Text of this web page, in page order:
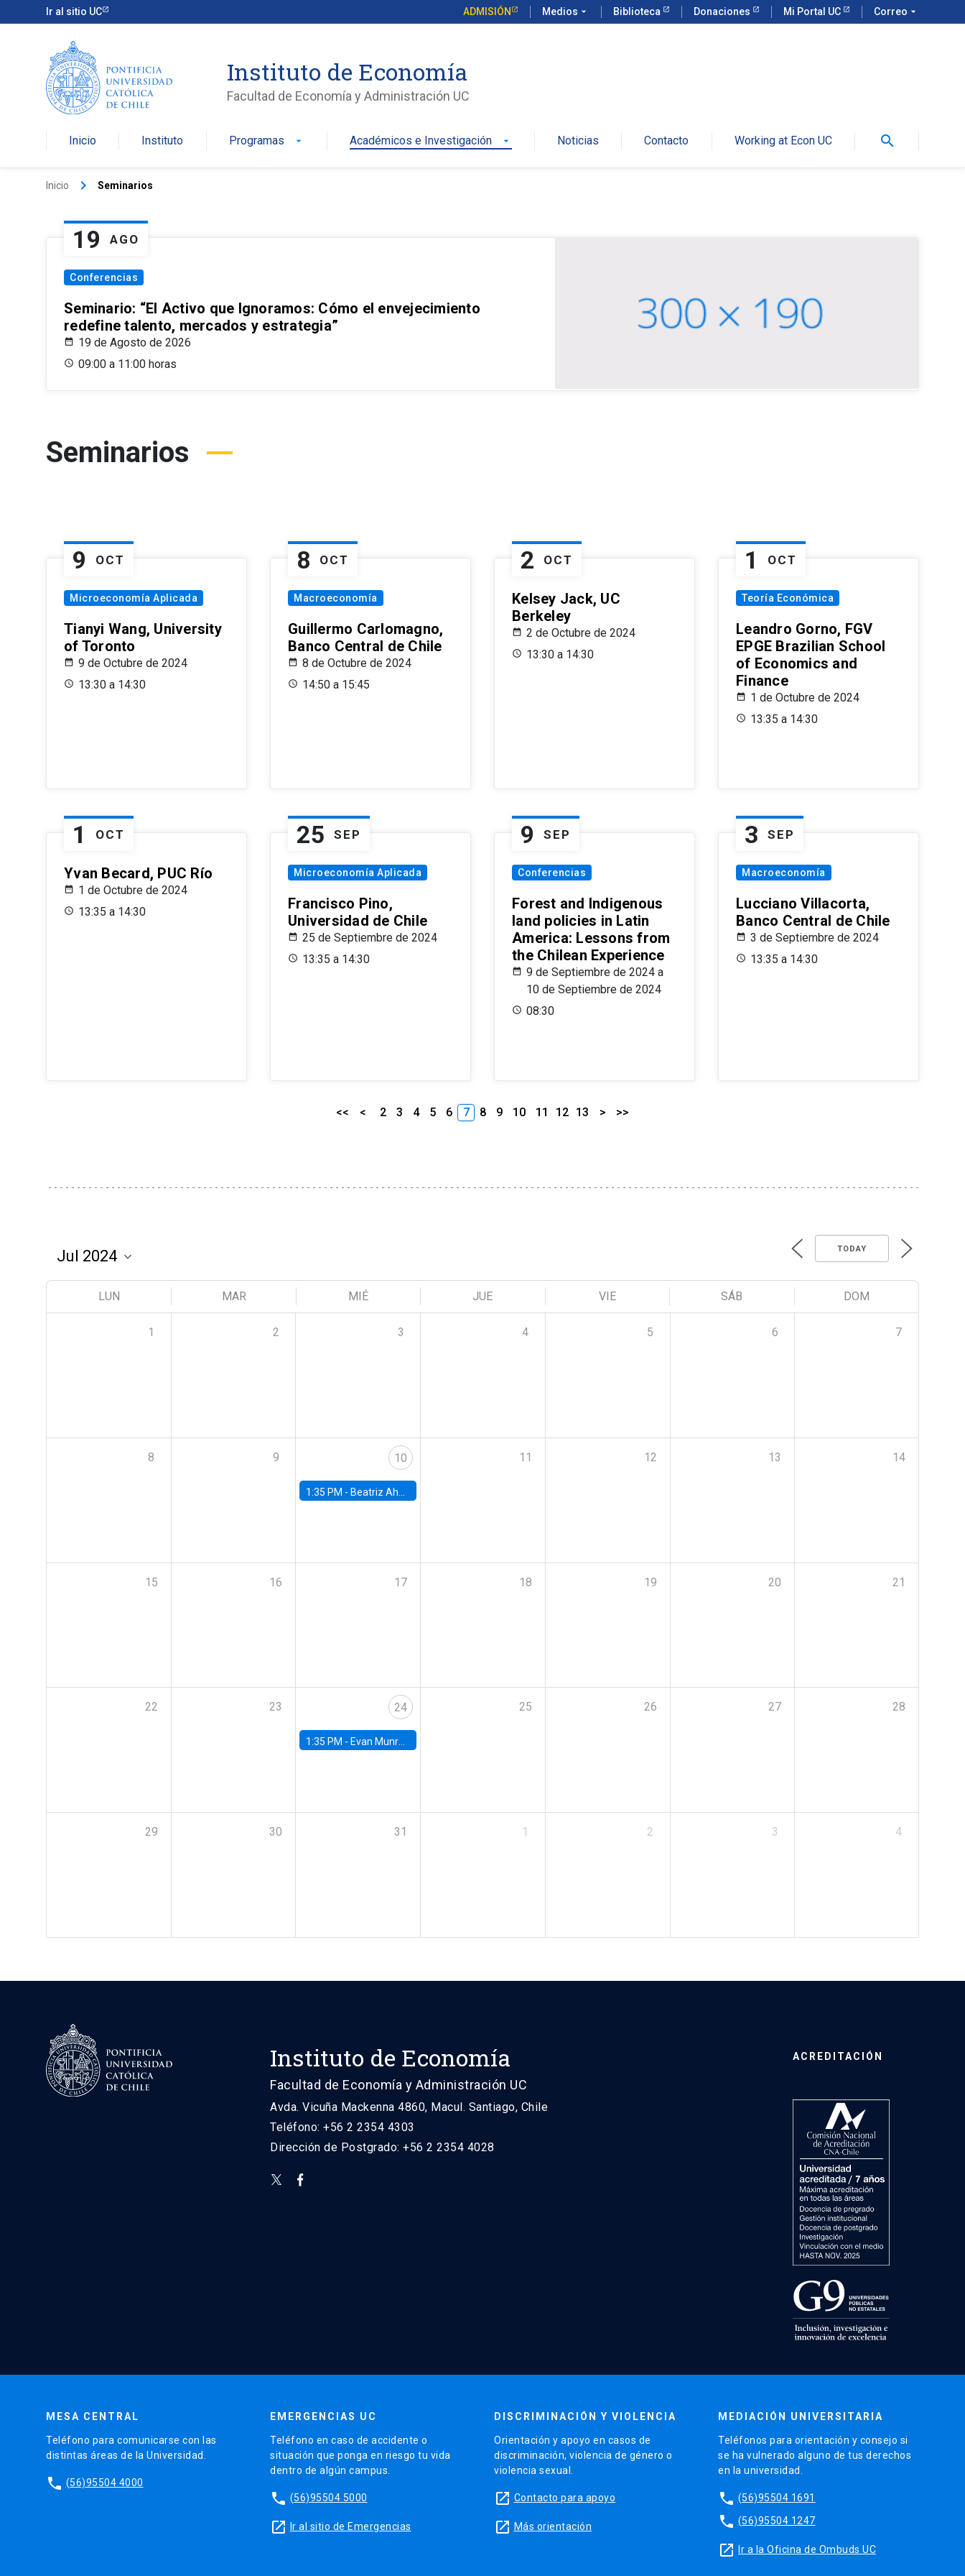
Ir al sitio UC ADMISIÓN Medios arrow_drop_down Biblioteca Donaciones Mi Portal UC Correo arrow_drop_down
Instituto de Economía
Facultad de Economía y Administración UC
Inicio Instituto Programas arrow_drop_down Académicos e Investigación arrow_drop_down Noticias Contacto Working at Econ UC search
Inicio keyboard_arrow_right Seminarios
19 AGO
Conferencias
Seminario: “El Activo que Ignoramos: Cómo el envejecimiento
redefine talento, mercados y estrategia”
19 de Agosto de 2026
09:00 a 11:00 horas
Seminarios
9 OCT
Microeconomía Aplicada
Tianyi Wang, University
of Toronto
9 de Octubre de 2024
13:30 a 14:30
8 OCT
Macroeconomía
Guillermo Carlomagno,
Banco Central de Chile
8 de Octubre de 2024
14:50 a 15:45
2 OCT
Kelsey Jack, UC
Berkeley
2 de Octubre de 2024
13:30 a 14:30
1 OCT
Teoría Económica
Leandro Gorno, FGV
EPGE Brazilian School
of Economics and
Finance
1 de Octubre de 2024
13:35 a 14:30
1 OCT
Yvan Becard, PUC Río
1 de Octubre de 2024
13:35 a 14:30
25 SEP
Microeconomía Aplicada
Francisco Pino,
Universidad de Chile
25 de Septiembre de 2024
13:35 a 14:30
9 SEP
Conferencias
Forest and Indigenous
land policies in Latin
America: Lessons from
the Chilean Experience
9 de Septiembre de 2024 a
10 de Septiembre de 2024
08:30
3 SEP
Macroeconomía
Lucciano Villacorta,
Banco Central de Chile
3 de Septiembre de 2024
13:35 a 14:30
<< < 2 3 4 5 6 7 8 9 10 11 12 13 > >>
TODAY
LUN MAR MIÉ JUE VIE SÁB DOM
1 2 3 4 5 6 7
8 9 10
1:35 PM - Beatriz Ahumada, PhD candidate, Universidad de Pittsburgh
11 12 13 14
15 16 17 18 19 20 21
22 23 24
1:35 PM - Evan Munro, Neyman Visiting Assistant Professor in the Department of Statistics at UC Berkeley
25 26 27 28
29 30 31 1 2 3 4
Instituto de Economía
Facultad de Economía y Administración UC
Avda. Vicuña Mackenna 4860, Macul. Santiago, Chile
Teléfono: +56 2 2354 4303
Dirección de Postgrado: +56 2 2354 4028
ACREDITACIÓN
MESA CENTRAL
Teléfono para comunicarse con las
distintas áreas de la Universidad.
phone (56)95504 4000
EMERGENCIAS UC
Teléfono en caso de accidente o
situación que ponga en riesgo tu vida
dentro de algún campus.
phone (56)95504 5000
launch Ir al sitio de Emergencias
DISCRIMINACIÓN Y VIOLENCIA
Orientación y apoyo en casos de
discriminación, violencia de género o
violencia sexual.
launch Contacto para apoyo
launch Más orientación
MEDIACIÓN UNIVERSITARIA
Teléfonos para orientación y consejo si
se ha vulnerado alguno de tus derechos
en la universidad.
phone (56)95504 1691
phone (56)95504 1247
launch Ir a la Oficina de Ombuds UC